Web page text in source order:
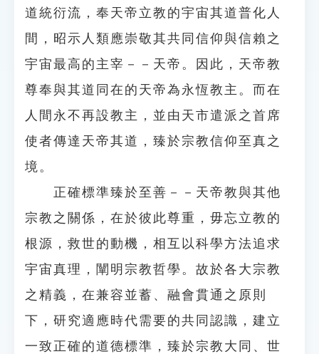
道統衍流，奉天帝立教的宇宙其道普化人
間，昭示人類應崇敬其共同信仰與信賴之
宇宙最高的主宰－－天帝。因此，天帝教
尊奉與其道同在的天帝為永恆教主。而在
人間永不再設教主，並由天市遣派之首席
使者傳達天帝其道，臻於宗教信仰至真之
境。
正確標準臻於至善－－天帝教與其他
宗教之關係，在於彼此尊重，毋忘立教的
根源，救世的動機，相互以科學方法追求
宇宙真理，闡明宗教哲學。故於各大宗教
之精義，在兼容並蓄、融會貫通之原則
下，研究適應時代需要的共同認識，建立
一致正確的道德標準，臻於宗教大同、世